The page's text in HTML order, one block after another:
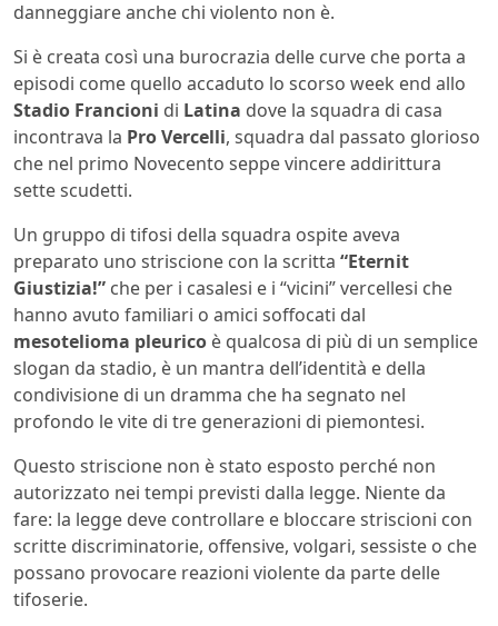
danneggiare anche chi violento non è.
Si è creata così una burocrazia delle curve che porta a
episodi come quello accaduto lo scorso week end allo
Stadio Francioni di Latina dove la squadra di casa
incontrava la Pro Vercelli, squadra dal passato glorioso
che nel primo Novecento seppe vincere addirittura
sette scudetti.
Un gruppo di tifosi della squadra ospite aveva
preparato uno striscione con la scritta “Eternit
Giustizia!” che per i casalesi e i “vicini” vercellesi che
hanno avuto familiari o amici soffocati dal
mesotelioma pleurico è qualcosa di più di un semplice
slogan da stadio, è un mantra dell’identità e della
condivisione di un dramma che ha segnato nel
profondo le vite di tre generazioni di piemontesi.
Questo striscione non è stato esposto perché non
autorizzato nei tempi previsti dalla legge. Niente da
fare: la legge deve controllare e bloccare striscioni con
scritte discriminatorie, offensive, volgari, sessiste o che
possano provocare reazioni violente da parte delle
tifoserie.